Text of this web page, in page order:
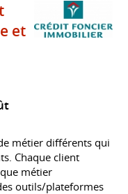
et
métier différents qui
Chaque client
métier
outils/plateformes